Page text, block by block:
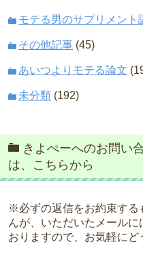
モテる男のサプリメント
その他記事 (45)
あいつよりモテる論文
未分類 (192)
きよぺーへのお問い
は、こちらから
※必ずの返信をお約束する
んが、いただいたメールに
おりますので、お気軽にど